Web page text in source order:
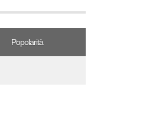
Popolarità